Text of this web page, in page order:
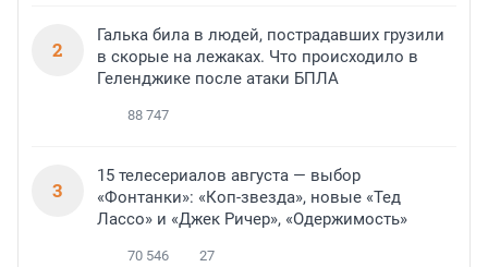
2
Галька била в людей, пострадавших грузили
в скорые на лежаках. Что происходило в
Геленджике после атаки БПЛА
88 747
3
15 телесериалов августа — выбор
«Фонтанки»: «Коп-звезда», новые «Тед
Лассо» и «Джек Ричер», «Одержимость»
70 546 27